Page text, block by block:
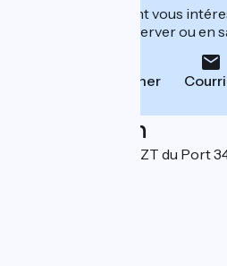
Cet établissement vous
leur site pour réserver ou en
Téléphoner
Localisation
Avenue des étangs ZT du Port